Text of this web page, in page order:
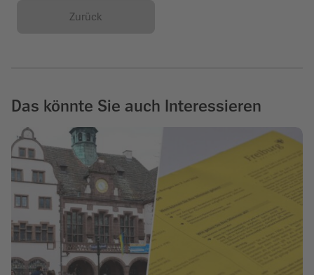
Zurück
Das könnte Sie auch Interessieren